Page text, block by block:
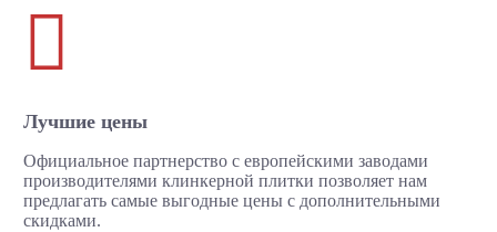

Лучшие цены
Официальное партнерство с европейскими заводами
производителями клинкерной плитки позволяет нам
предлагать самые выгодные цены с дополнительными
скидками.